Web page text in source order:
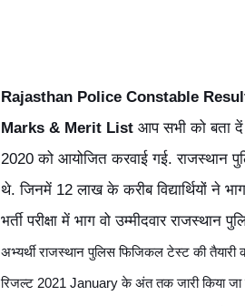
Rajasthan Police Constable
Marks & Merit List आप सभी को बता दें
2020 को आयोजित करवाई गई. राजस्थान
थे. जिनमें 12 लाख के करीब विद्यार्थियों ने
भर्ती परीक्षा में भाग वो उम्मीदवार
अभ्यर्थी राजस्थान पुलिस फिजिकल टेस्ट की तैयारी
रिजल्ट 2021 January के अंत तक जारी किया